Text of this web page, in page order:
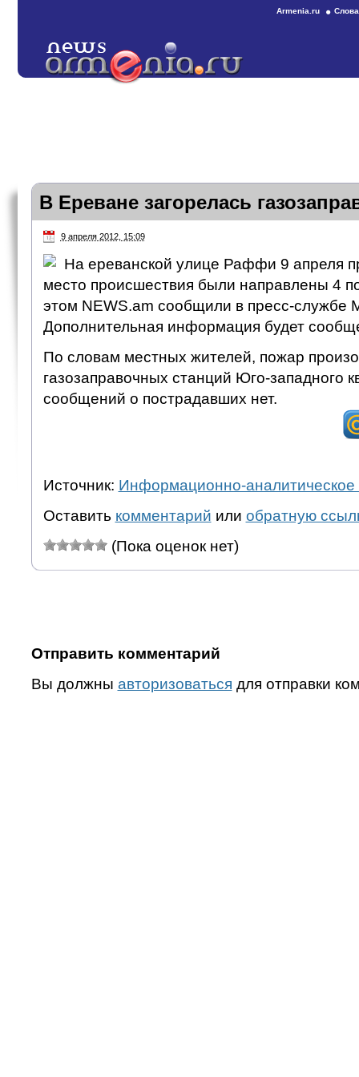
Armenia.ru
В Ереване загорелась
9 апреля 2012, 15:09
На ереванской улице Раффи 9 апреля
место происшествия были направлены 4
этом NEWS.am сообщили в пресс-
Дополнительная информация будет
По словам местных жителей, пожар
газозаправочных станций Юго-западного
сообщений о пострадавших нет.
Источник: Информационно-аналитическое
Оставить комментарий или обратную
(Пока оценок нет)
Отправить комментарий
Вы должны авторизоваться для отправки